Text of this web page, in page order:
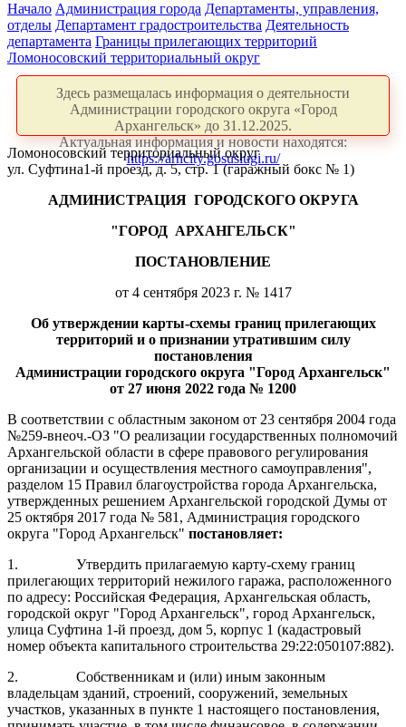
Начало Администрация города Департаменты, управления,
отделы Департамент градостроительства Деятельность
департамента Границы прилегающих территорий
Ломоносовский территориальный округ
Здесь размещалась информация о деятельности
Администрации городского округа «Город
Архангельск» до 31.12.2025.
Актуальная информация и новости находятся:
https://arhcity.gosuslugi.ru/
Ломоносовский территориальный округ
ул. Суфтина1-й проезд, д. 5, стр. 1 (гаражный бокс № 1)
АДМИНИСТРАЦИЯ ГОРОДСКОГО ОКРУГА
"ГОРОД АРХАНГЕЛЬСК"
ПОСТАНОВЛЕНИЕ
от 4 сентября 2023 г. № 1417
Об утверждении карты-схемы границ прилегающих
территорий и о признании утратившим силу
постановления
Администрации городского округа "Город Архангельск"
от 27 июня 2022 года № 1200
В соответствии с областным законом от 23 сентября 2004 года
№259-внеоч.-ОЗ "О реализации государственных полномочий
Архангельской области в сфере правового регулирования
организации и осуществления местного самоуправления",
разделом 15 Правил благоустройства города Архангельска,
утвержденных решением Архангельской городской Думы от
25 октября 2017 года № 581, Администрация городского
округа "Город Архангельск" постановляет:
1.
Утвердить прилагаемую карту-схему границ
прилегающих территорий нежилого гаража, расположенного
по адресу: Российская Федерация, Архангельская область,
городской округ "Город Архангельск", город Архангельск,
улица Суфтина 1-й проезд, дом 5, корпус 1 (кадастровый
номер объекта капитального строительства 29:22:050107:882).
2.
Собственникам и (или) иным законным
владельцам зданий, строений, сооружений, земельных
участков, указанных в пункте 1 настоящего постановления,